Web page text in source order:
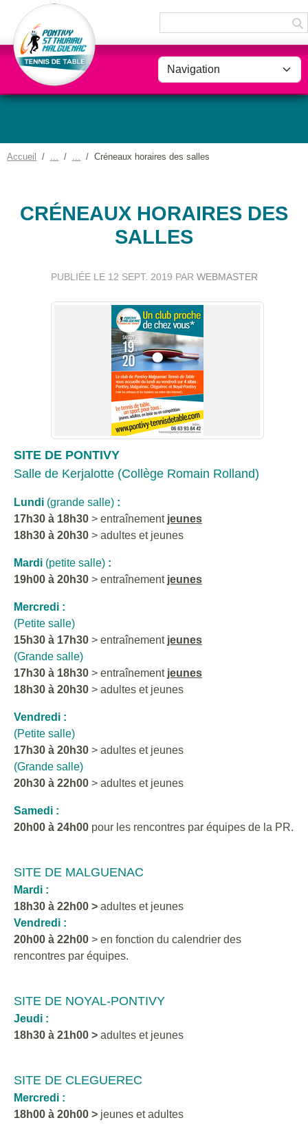
Accueil Créneaux horaires des salles
CRÉNEAUX HORAIRES DES
SALLES
PUBLIÉE LE 12 SEPT. 2019 PAR WEBMASTER
SITE DE PONTIVY
Salle de Kerjalotte (Collège Romain Rolland)
Lundi (grande salle) :
17h30 à 18h30 > entraînement jeunes
18h30 à 20h30 > adultes et jeunes
Mardi (petite salle) :
19h00 à 20h30 > entraînement jeunes
Mercredi :
(Petite salle)
15h30 à 17h30 > entraînement jeunes
(Grande salle)
17h30 à 18h30 > entraînement jeunes
18h30 à 20h30 > adultes et jeunes
Vendredi :
(Petite salle)
17h30 à 20h30 > adultes et jeunes
(Grande salle)
20h30 à 22h00 > adultes et jeunes
Samedi :
20h00 à 24h00 pour les rencontres par équipes de la PR.
SITE DE MALGUENAC
Mardi :
18h30 à 22h00 > adultes et jeunes
Vendredi :
20h00 à 22h00 > en fonction du calendrier des
rencontres par équipes.
SITE DE NOYAL-PONTIVY
Jeudi :
18h30 à 21h00 > adultes et jeunes
SITE DE CLEGUEREC
Mercredi :
18h00 à 20h00 > jeunes et adultes
Panneau de gestion des cookies